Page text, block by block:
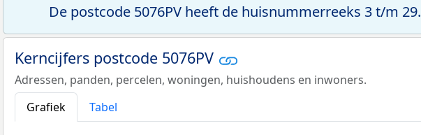
De postcode 5076PV heeft de huisnummerreeks 3 t/m 29.
Kerncijfers postcode 5076PV
Adressen, panden, percelen, woningen, huishoudens en inwoners.
Grafiek
Tabel